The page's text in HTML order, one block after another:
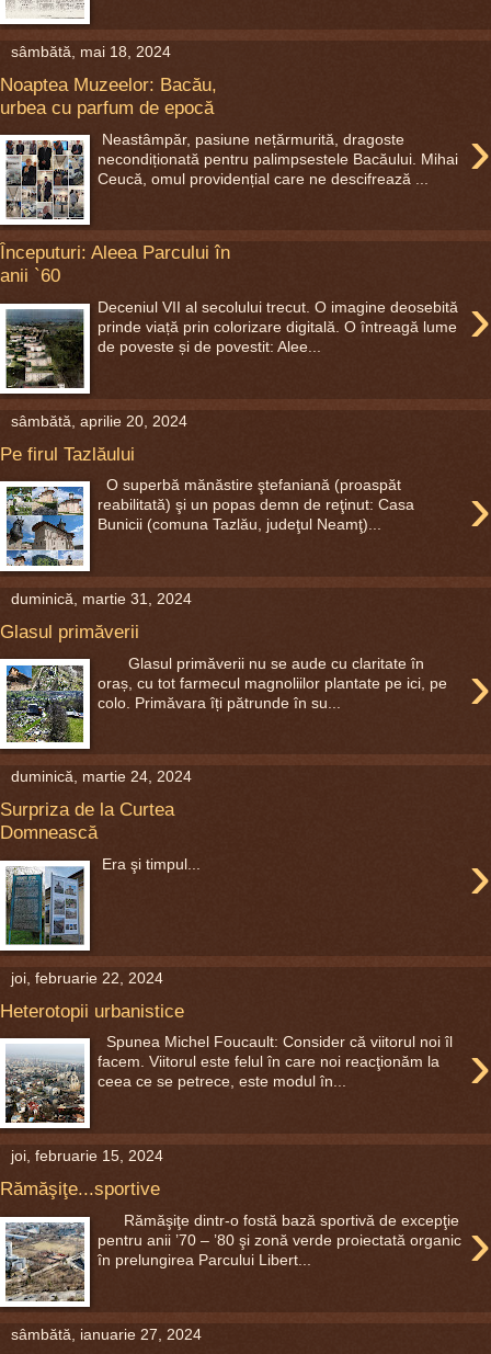
sâmbătă, mai 18, 2024
Noaptea Muzeelor: Bacău,
urbea cu parfum de epocă
›
Neastâmpăr, pasiune nețărmurită, dragoste
necondiționată pentru palimpsestele Bacăului. Mihai
Ceucă, omul providențial care ne descifrează ...
Începuturi: Aleea Parcului în
anii `60
›
Deceniul VII al secolului trecut. O imagine deosebită
prinde viață prin colorizare digitală. O întreagă lume
de poveste și de povestit: Alee...
sâmbătă, aprilie 20, 2024
Pe firul Tazlăului
›
O superbă mănăstire ştefaniană (proaspăt
reabilitată) şi un popas demn de reţinut: Casa
Bunicii (comuna Tazlău, judeţul Neamţ)...
duminică, martie 31, 2024
Glasul primăverii
›
Glasul primăverii nu se aude cu claritate în
oraș, cu tot farmecul magnoliilor plantate pe ici, pe
colo. Primăvara îți pătrunde în su...
duminică, martie 24, 2024
Surpriza de la Curtea
Domnească
›
Era şi timpul...
joi, februarie 22, 2024
Heterotopii urbanistice
›
Spunea Michel Foucault: Consider că viitorul noi îl
facem. Viitorul este felul în care noi reacţionăm la
ceea ce se petrece, este modul în...
joi, februarie 15, 2024
Rămăşiţe...sportive
›
Rămăşiţe dintr-o fostă bază sportivă de excepţie
pentru anii ’70 – ’80 şi zonă verde proiectată organic
în prelungirea Parcului Libert...
sâmbătă, ianuarie 27, 2024